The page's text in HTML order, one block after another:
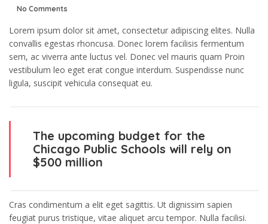
No Comments
Lorem ipsum dolor sit amet, consectetur adipiscing elites. Nulla
convallis egestas rhoncusa. Donec lorem facilisis fermentum
sem, ac viverra ante luctus vel. Donec vel mauris quam Proin
vestibulum leo eget erat congue interdum. Suspendisse nunc
ligula, suscipit vehicula consequat eu.
The upcoming budget for the
Chicago Public Schools will rely on
$500 million
Cras condimentum a elit eget sagittis. Ut dignissim sapien
feugiat purus tristique, vitae aliquet arcu tempor. Nulla facilisi.